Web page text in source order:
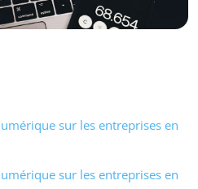
sur les entreprises en
sur les entreprises en